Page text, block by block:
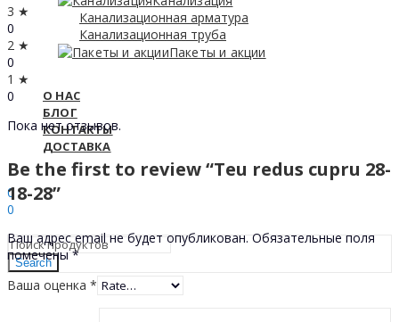
Канализационная арматура
Канализационная труба
Пакеты и акции
О НАС
БЛОГ
КОНТАКТЫ
ДОСТАВКА
Hello,
Sign In
0
0
Search
3 ★
0
2 ★
0
1 ★
0
Пока нет отзывов.
Be the first to review “Teu redus cupru 28-
18-28”
Ваш адрес email не будет опубликован. Обязательные поля
помечены*
Ваша оценка *